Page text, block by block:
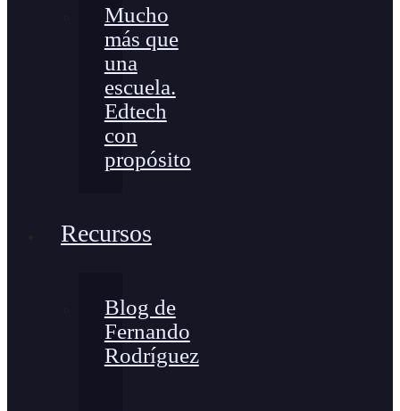
Mucho
más que
una
escuela.
Edtech
con
propósito
Recursos
Blog de
Fernando
Rodríguez